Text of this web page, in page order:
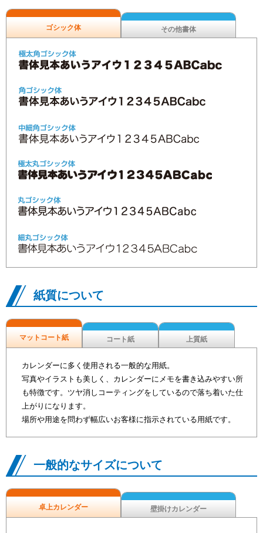
ゴシック体 その他書体
紙質について
マットコート紙 コート紙 上質紙
カレンダーに多く使用される一般的な用紙。
写真やイラストも美しく、カレンダーにメモを書き込みやすい所
も特徴です。ツヤ消しコーティングをしているので落ち着いた仕
上がりになります。
場所や用途を問わず幅広いお客様に指示されている用紙です。
一般的なサイズについて
卓上カレンダー 壁掛けカレンダー